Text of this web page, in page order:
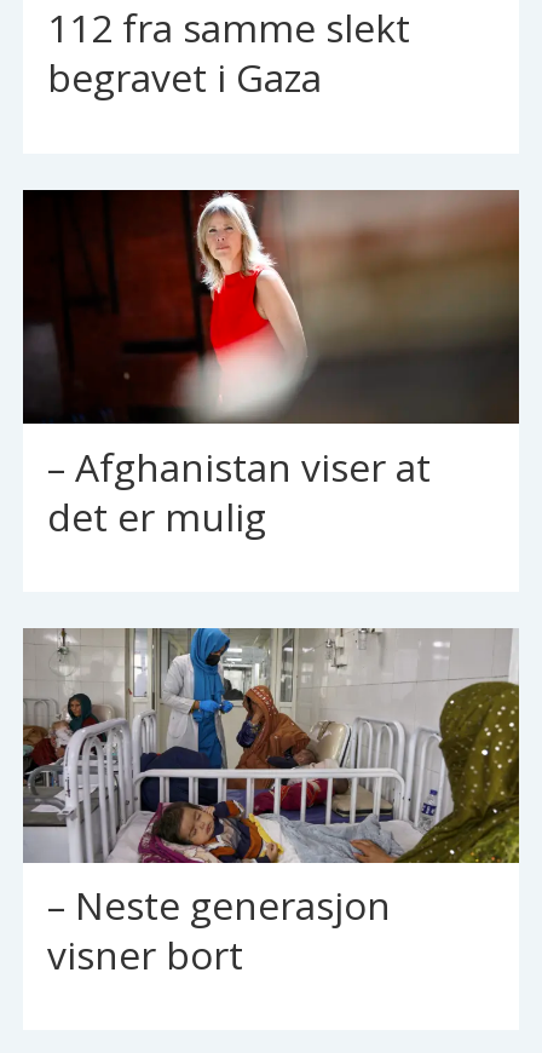
112 fra samme slekt
begravet i Gaza
– Afghanistan viser at
det er mulig
– Neste generasjon
visner bort